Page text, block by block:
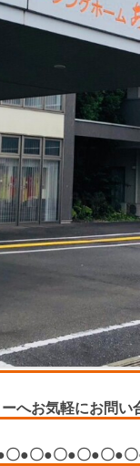
へお気軽にお問い
●〇●〇●〇●〇●